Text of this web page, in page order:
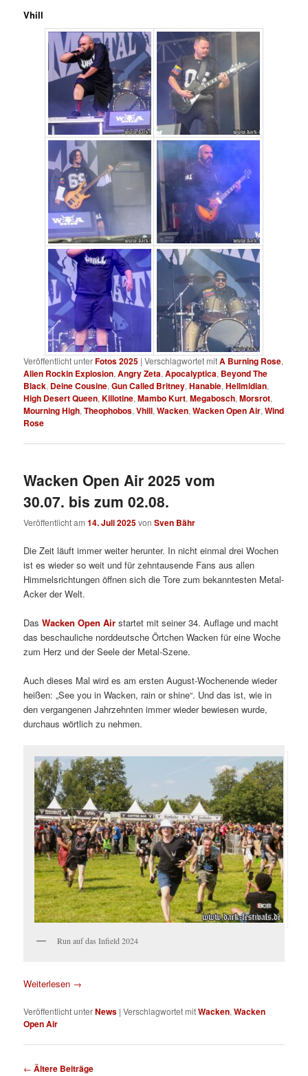
Vhill
Veröffentlicht unterFotos 2025 |Verschlagwortet mitA Burning Rose,
Alien Rockin Explosion,Angry Zeta,Apocalyptica, Beyond The
Black, Deine Cousine,Gun Called Britney,Hanabie,Hellmidian,
High Desert Queen,Killotine,Mambo Kurt,Megabosch,Morsrot,
Mourning High,Theophobos,Vhill,Wacken,Wacken Open Air,Wind
Rose
Wacken Open Air 2025 vom
30.07. bis zum 02.08.
Veröffentlicht am14. Juli 2025vonSven Bähr
Die Zeit läuft immer weiter herunter. In nicht einmal drei Wochen
ist es wieder so weit und für zehntausende Fans aus allen
Himmelsrichtungen öffnen sich die Tore zum bekanntesten Metal-
Acker der Welt.
DasWacken Open Air startet mit seiner 34. Auflage und macht
das beschauliche norddeutsche Örtchen Wacken für eine Woche
zum Herz und der Seele der Metal-Szene.
Auch dieses Mal wird es am ersten August-Wochenende wieder
heißen: „See you in Wacken, rain or shine“. Und das ist, wie in
den vergangenen Jahrzehnten immer wieder bewiesen wurde,
durchaus wörtlich zu nehmen.
Run auf das Infield 2024
Weiterlesen →
Veröffentlicht unterNews |Verschlagwortet mitWacken,Wacken
Open Air
Beitragsnavigation
← Ältere Beiträge